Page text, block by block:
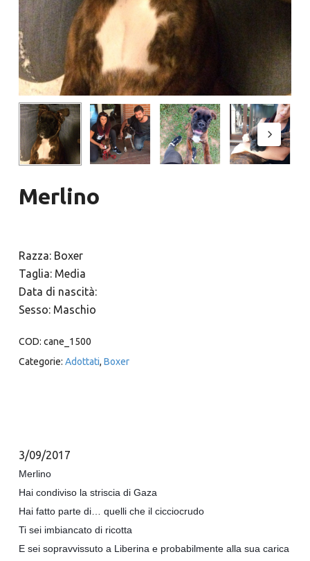
Merlino
Razza: Boxer
Taglia: Media
Data di nascità:
Sesso: Maschio
COD: cane_1500
Categorie: Adottati, Boxer
3/09/2017
Merlino
Hai condiviso la striscia di Gaza
Hai fatto parte di… quelli che il cicciocrudo
Ti sei imbiancato di ricotta
E sei sopravvissuto a Liberina e probabilmente alla sua carica